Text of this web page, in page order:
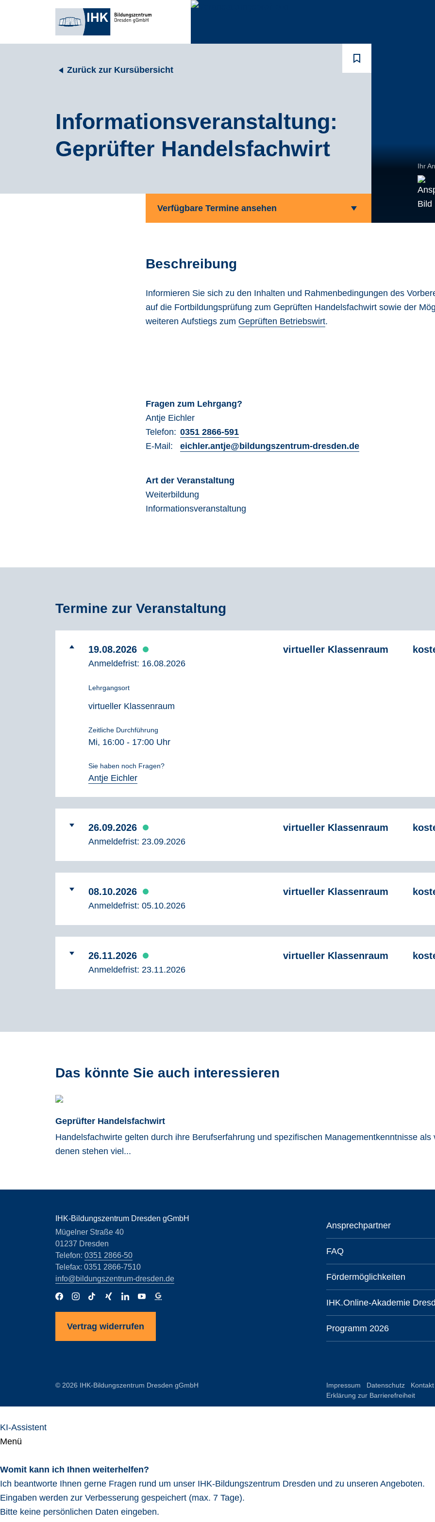
Zurück zur Kursübersicht
Informationsveranstaltung:
Geprüfter Handelsfachwirt
Ihr
Verfügbare Termine ansehen
Beschreibung
Informieren Sie sich zu den Inhalten und Rahmenbedingungen des
auf die Fortbildungsprüfung zum Geprüften Handelsfachwirt sowie der
weiteren Aufstiegs zum Geprüften Betriebswirt.
Fragen zum Lehrgang?
Antje Eichler
Telefon:
E-Mail:
0351 2866-591
eichler.antje@bildungszentrum-dresden.de
Art der Veranstaltung
Weiterbildung
Informationsveranstaltung
Termine zur Veranstaltung
19.08.2026
Anmeldefrist: 16.08.2026
virtueller Klassenraum
Lehrgangsort
virtueller Klassenraum
Zeitliche Durchführung
Mi, 16:00 - 17:00 Uhr
Sie haben noch Fragen?
Antje Eichler
26.09.2026
Anmeldefrist: 23.09.2026
virtueller Klassenraum
08.10.2026
Anmeldefrist: 05.10.2026
virtueller Klassenraum
26.11.2026
Anmeldefrist: 23.11.2026
virtueller Klassenraum
Das könnte Sie auch interessieren
Geprüfter Handelsfachwirt
Handelsfachwirte gelten durch ihre Berufserfahrung und spezifischen Managementkenntnisse
denen stehen viel...
IHK-Bildungszentrum Dresden gGmbH
Mügelner Straße 40
01237 Dresden
Telefon: 0351 2866-50
Telefax: 0351 2866-7510
info@bildungszentrum-dresden.de
Vertrag widerrufen
Ansprechpartner
FAQ
Fördermöglichkeiten
IHK.Online-Akademie
Programm 2026
© 2026 IHK-Bildungszentrum Dresden gGmbH Impressum Datenschutz Kontakt
Erklärung zur Barrierefreiheit
KI-Assistent
Menü
Womit kann ich Ihnen weiterhelfen?
Ich beantworte Ihnen gerne Fragen rund um unser IHK-Bildungszentrum Dresden und zu unseren Angeboten.
Eingaben werden zur Verbesserung gespeichert (max. 7 Tage).
Bitte keine persönlichen Daten eingeben.